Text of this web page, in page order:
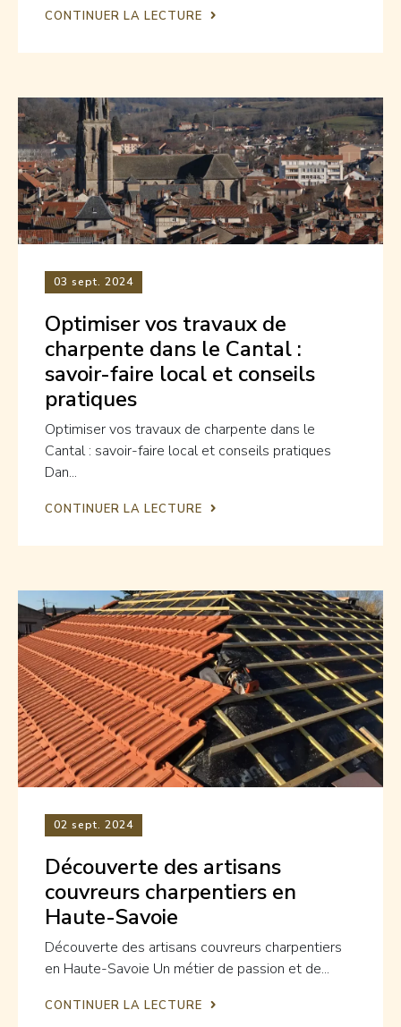
CONTINUER LA LECTURE
03 sept. 2024
Optimiser vos travaux de
charpente dans le Cantal :
savoir-faire local et conseils
pratiques
Optimiser vos travaux de charpente dans le
Cantal : savoir-faire local et conseils pratiques
Dan...
CONTINUER LA LECTURE
02 sept. 2024
Découverte des artisans
couvreurs charpentiers en
Haute-Savoie
Découverte des artisans couvreurs charpentiers
en Haute-Savoie Un métier de passion et de...
CONTINUER LA LECTURE